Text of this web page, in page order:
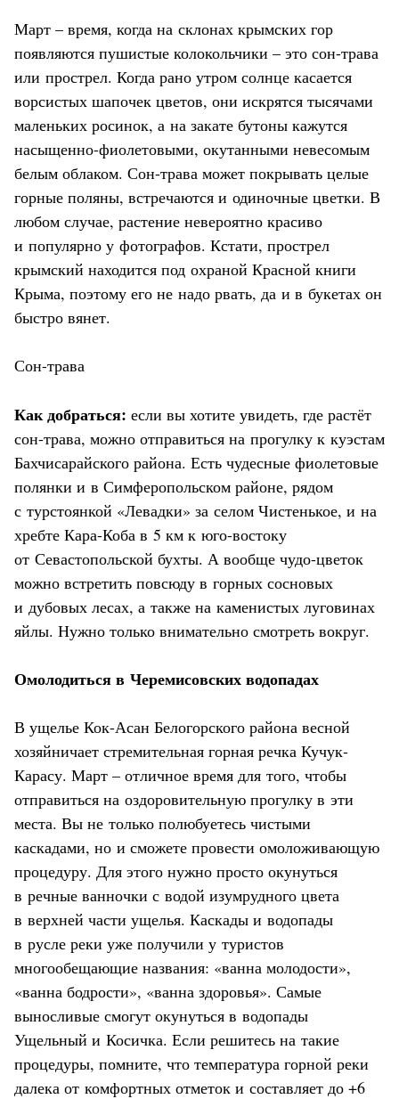
Март – время, когда на склонах крымских гор
появляются пушистые колокольчики – это сон-трава
или прострел. Когда рано утром солнце касается
ворсистых шапочек цветов, они искрятся тысячами
маленьких росинок, а на закате бутоны кажутся
насыщенно-фиолетовыми, окутанными невесомым
белым облаком. Сон-трава может покрывать целые
горные поляны, встречаются и одиночные цветки. В
любом случае, растение невероятно красиво
и популярно у фотографов. Кстати, прострел
крымский находится под охраной Красной книги
Крыма, поэтому его не надо рвать, да и в букетах он
быстро вянет.
Сон-трава
Как добраться: если вы хотите увидеть, где растёт
сон-трава, можно отправиться на прогулку к куэстам
Бахчисарайского района. Есть чудесные фиолетовые
полянки и в Симферопольском районе, рядом
с турстоянкой «Левадки» за селом Чистенькое, и на
хребте Кара-Коба в 5 км к юго-востоку
от Севастопольской бухты. А вообще чудо-цветок
можно встретить повсюду в горных сосновых
и дубовых лесах, а также на каменистых луговинах
яйлы. Нужно только внимательно смотреть вокруг.
Омолодиться в Черемисовских водопадах
В ущелье Кок-Асан Белогорского района весной
хозяйничает стремительная горная речка Кучук-
Карасу. Март – отличное время для того, чтобы
отправиться на оздоровительную прогулку в эти
места. Вы не только полюбуетесь чистыми
каскадами, но и сможете провести омоложивающую
процедуру. Для этого нужно просто окунуться
в речные ванночки с водой изумрудного цвета
в верхней части ущелья. Каскады и водопады
в русле реки уже получили у туристов
многообещающие названия: «ванна молодости»,
«ванна бодрости», «ванна здоровья». Самые
выносливые смогут окунуться в водопады
Ущельный и Косичка. Если решитесь на такие
процедуры, помните, что температура горной реки
далека от комфортных отметок и составляет до +6